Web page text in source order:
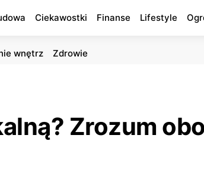
Ciekawostki Finanse Lifestyle
wnętrz Zdrowie
Zrozum